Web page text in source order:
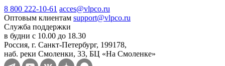
8 800 222-10-61 acces@vlpco.ru
Оптовым клиентам support@vlpco.ru
Служба поддержки
в будни с 10.00 до 18.30
Россия, г. Санкт-Петербург, 199178,
наб. реки Смоленки, 33, БЦ «На Смоленке»